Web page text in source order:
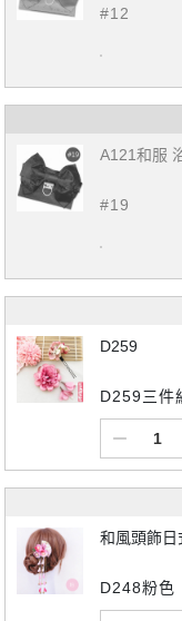
#12
A121和服
#19
D259
D259三件
和風頭飾日
D248粉色